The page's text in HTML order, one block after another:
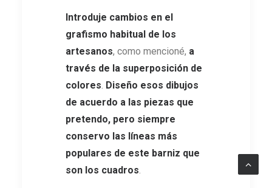
Introduje cambios en el
grafismo habitual de los
artesanos, como mencioné, a
través de la superposición de
colores Diseño esos dibujos
de acuerdo a las piezas que
pretendo, pero siempre
conservo las líneas más
populares de este barniz que
son los cuadros